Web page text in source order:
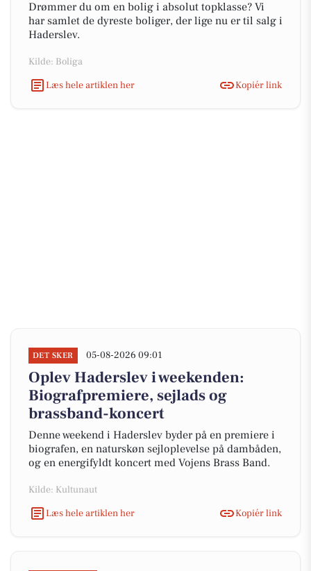
Drømmer du om en bolig i absolut topklasse? Vi
har samlet de dyreste boliger, der lige nu er til salg i
Haderslev.
Kilde: Boliga
Læs hele artiklen her
Kopiér link
DET SKER 05-08-2026 09:01
Oplev Haderslev i weekenden:
Biografpremiere, sejlads og
brassband-koncert
Denne weekend i Haderslev byder på en premiere i
biografen, en naturskøn sejloplevelse på dambåden,
og en energifyldt koncert med Vojens Brass Band.
Kilde: Kultunaut
Læs hele artiklen her
Kopiér link